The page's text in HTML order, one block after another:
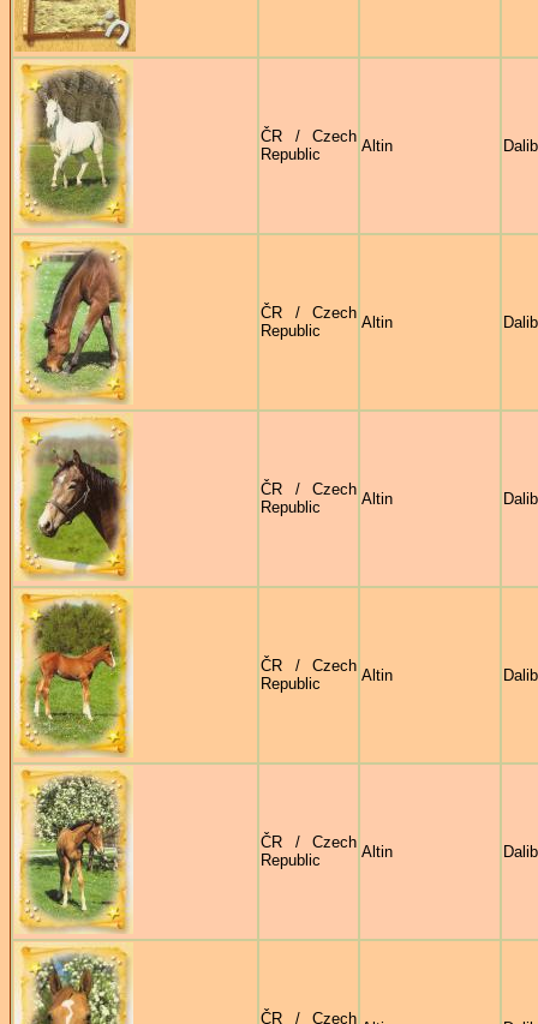
ČR / Czech
Republic
Altin
ČR / Czech
Republic
Altin
ČR / Czech
Republic
Altin
ČR / Czech
Republic
Altin
ČR / Czech
Republic
Altin
ČR / Czech